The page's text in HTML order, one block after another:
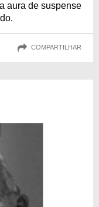
aura de suspense
COMPARTILHAR